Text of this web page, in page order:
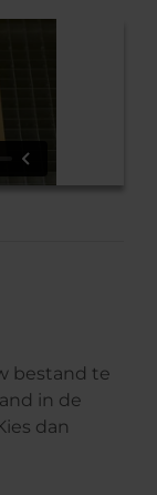
bestand te
in de
dan